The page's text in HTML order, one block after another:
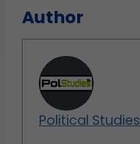
Author
Political Studies